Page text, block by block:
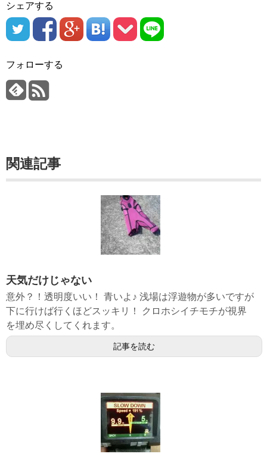
シェアする
フォローする
関連記事
天気だけじゃない
意外？！透明度いい！ 青いよ♪ 浅場は浮遊物が多いですが
下に行けば行くほどスッキリ！ クロホシイチモチが視界
を埋め尽くしてくれます。
記事を読む